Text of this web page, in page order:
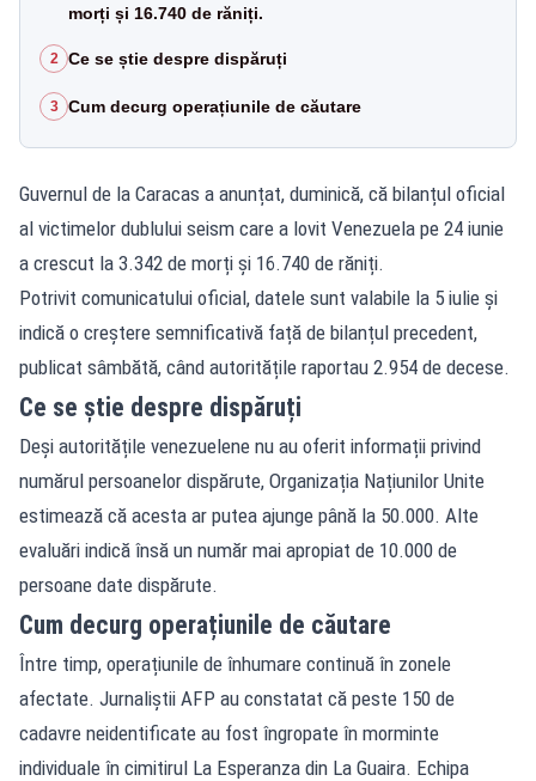
morți și 16.740 de răniți.
2 Ce se știe despre dispăruți
3 Cum decurg operațiunile de căutare
Guvernul de la Caracas a anunțat, duminică, că bilanțul oficial
al victimelor dublului seism care a lovit Venezuela pe 24 iunie
a crescut la 3.342 de morți și 16.740 de răniți.
Potrivit comunicatului oficial, datele sunt valabile la 5 iulie și
indică o creștere semnificativă față de bilanțul precedent,
publicat sâmbătă, când autoritățile raportau 2.954 de decese.
Ce se știe despre dispăruți
Deși autoritățile venezuelene nu au oferit informații privind
numărul persoanelor dispărute, Organizația Națiunilor Unite
estimează că acesta ar putea ajunge până la 50.000. Alte
evaluări indică însă un număr mai apropiat de 10.000 de
persoane date dispărute.
Cum decurg operațiunile de căutare
Între timp, operațiunile de înhumare continuă în zonele
afectate. Jurnaliștii AFP au constatat că peste 150 de
cadavre neidentificate au fost îngropate în morminte
individuale în cimitirul La Esperanza din La Guaira. Echipa